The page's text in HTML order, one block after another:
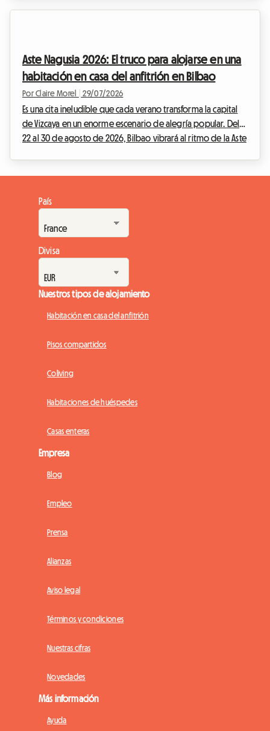
convertirse rápidamente en un verdadero...
Aste Nagusia 2026: El truco para alojarse en una
habitación en casa del anfitrión en Bilbao
Por Claire Morel 29/07/2026
Es una cita ineludible que cada verano transforma la capital
de Vizcaya en un enorme escenario de alegría popular. Del
22 al 30 de agosto de 2026, Bilbao vibrará al ritmo de la Aste
asequible. Ante hoteles completos con meses de antelación
y tarifas que se disparan, en Roomlala le proponemos una
alternativa económic...
País
Divisa
Nuestros tipos de alojamiento
Habitación en casa del anfitrión
Pisos compartidos
Coliving
Habitaciones de huéspedes
Casas enteras
Empresa
Blog
Empleo
Prensa
Alianzas
Aviso legal
Términos y condiciones
Nuestras cifras
Novedades
Más información
Ayuda